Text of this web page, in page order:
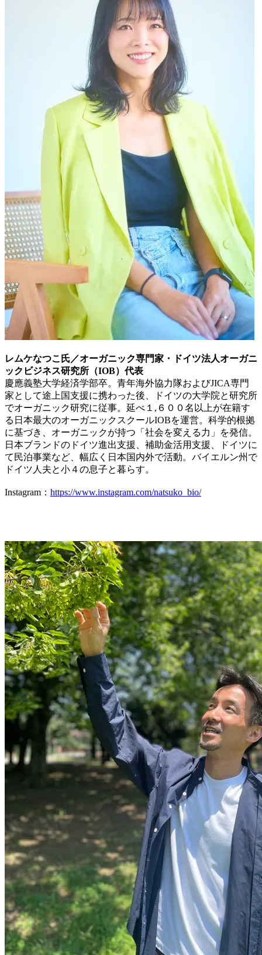
レムケなつこ氏／オーガニック専門家・ドイツ法人オーガニ
ックビジネス研究所（IOB）代表
慶應義塾大学経済学部卒。青年海外協力隊およびJICA専門
家として途上国支援に携わった後、ドイツの大学院と研究所
でオーガニック研究に従事。延べ１,６００名以上が在籍す
る日本最大のオーガニックスクールIOBを運営。科学的根拠
に基づき、オーガニックが持つ「社会を変える力」を発信。
日本ブランドのドイツ進出支援、補助金活用支援、ドイツに
て民泊事業など、幅広く日本国内外で活動。バイエルン州で
ドイツ人夫と小４の息子と暮らす。
Instagram： https://www.instagram.com/natsuko_bio/